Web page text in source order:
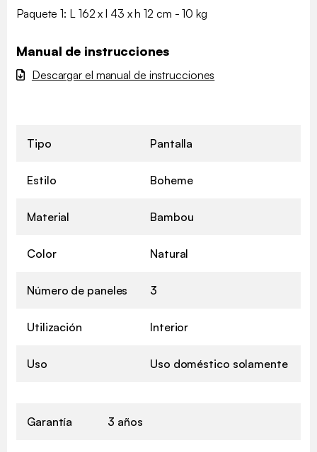
Paquete 1: L 162 x l 43 x h 12 cm - 10 kg
Manual de instrucciones
Descargar el manual de instrucciones
Tipo Pantalla
Estilo Boheme
Material Bambou
Color Natural
Número de paneles 3
Utilización Interior
Uso Uso doméstico solamente
Garantía 3 años